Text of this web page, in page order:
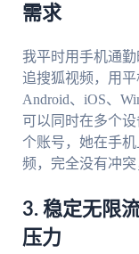
需求
我平时用手机通
追搜狐视频，用平
Android、iOS、
可以同时在多个
个账号，她在手
频，完全没有冲突
3. 稳定无限
压力